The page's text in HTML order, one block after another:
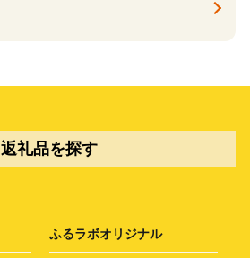
返礼品を探す
ふるラボオリジナル